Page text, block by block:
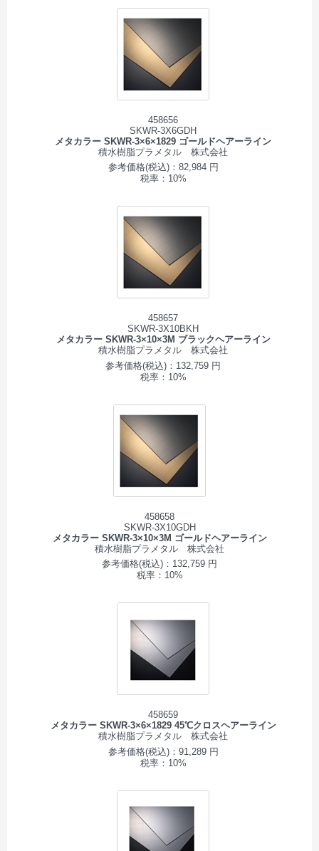
458656
SKWR-3X6GDH
メタカラー SKWR-3×6×1829 ゴールドヘアーライン
積水樹脂プラメタル 株式会社
参考価格(税込)：82,984 円
税率：10%
458657
SKWR-3X10BKH
メタカラー SKWR-3×10×3M ブラックヘアーライン
積水樹脂プラメタル 株式会社
参考価格(税込)：132,759 円
税率：10%
458658
SKWR-3X10GDH
メタカラー SKWR-3×10×3M ゴールドヘアーライン
積水樹脂プラメタル 株式会社
参考価格(税込)：132,759 円
税率：10%
458659
メタカラー SKWR-3×6×1829 45℃クロスヘアーライン
積水樹脂プラメタル 株式会社
参考価格(税込)：91,289 円
税率：10%